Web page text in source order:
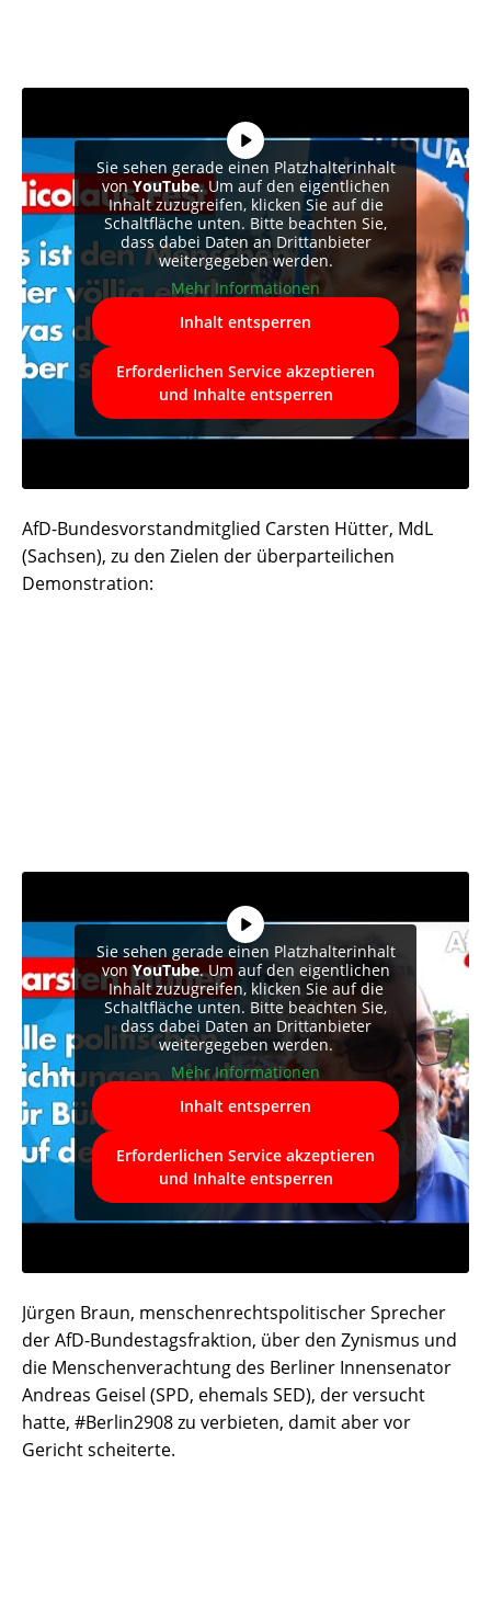
Sie sehen gerade einen Platzhalterinhalt
vonYouTube. Um auf den eigentlichen
Inhalt zuzugreifen, klicken Sie auf die
Schaltfläche unten. Bitte beachten Sie,
dass dabei Daten an Drittanbieter
weitergegeben werden.
Mehr Informationen
Inhalt entsperren
Erforderlichen Service akzeptieren
und Inhalte entsperren
AfD-Bundesvorstandmitglied Carsten Hütter, MdL
(Sachsen), zu den Zielen der überparteilichen
Demonstration:
Sie sehen gerade einen Platzhalterinhalt
vonYouTube. Um auf den eigentlichen
Inhalt zuzugreifen, klicken Sie auf die
Schaltfläche unten. Bitte beachten Sie,
dass dabei Daten an Drittanbieter
weitergegeben werden.
Mehr Informationen
Inhalt entsperren
Erforderlichen Service akzeptieren
und Inhalte entsperren
Jürgen Braun, menschenrechtspolitischer Sprecher
der AfD-Bundestagsfraktion, über den Zynismus und
die Menschenverachtung des Berliner Innensenator
Andreas Geisel (SPD, ehemals SED), der versucht
hatte, #Berlin2908 zu verbieten, damit aber vor
Gericht scheiterte.